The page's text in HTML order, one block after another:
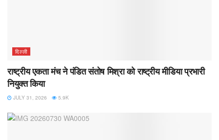
दिल्ली
राष्ट्रीय एकता मंच ने पंडित संतोष मिश्रा को राष्ट्रीय मीडिया प्रभारी
नियुक्त किया
JULY 31, 2026 5.9K